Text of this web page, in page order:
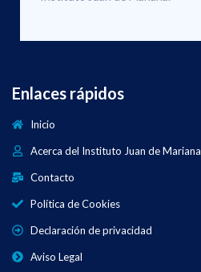
Enlaces rápidos
Inicio
Acerca del Instituto Juan de Mariana
Contacto
Política de Cookies
Declaración de privacidad
Aviso Legal